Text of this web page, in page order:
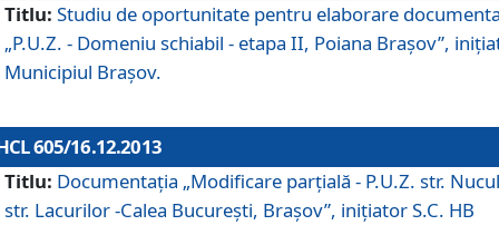
Titlu: Studiu de oportunitate pentru elaborare
„P.U.Z. - Domeniu schiabil - etapa II, Poiana Braşov”,
Municipiul Braşov.
605/16.12.2013
Titlu: Documentaţia „Modificare parţială - P.U.Z. str.
str. Lacurilor -Calea Bucureşti, Braşov”, iniţiator S.C. HB